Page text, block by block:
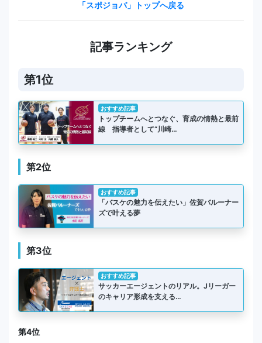
「スポジョバ」トップへ戻る
記事ランキング
第1位
おすすめ記事
トップチームへとつなぐ、育成の情熱と最前
線 指導者として“川崎…
第2位
おすすめ記事
「バスケの魅力を伝えたい」佐賀バルーナー
ズで叶える夢
第3位
おすすめ記事
サッカーエージェントのリアル。Jリーガー
のキャリア形成を支える…
第4位